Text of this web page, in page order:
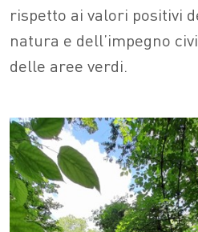
rispetto ai valori positivi
natura e dell’impegno
delle aree verdi.